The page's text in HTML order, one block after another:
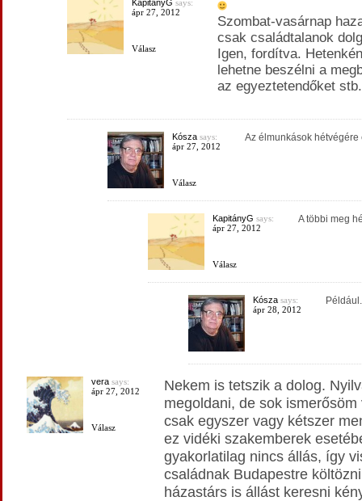
KapitányG says:
ápr 27, 2012
Válasz
Szombat-vasárnap
csak családtalanok
Igen, fordítva.
lehetne beszélni a
az egyeztetendőket stb.
Kószasays:
ápr 27, 2012
Válasz
Az élmunkások
KapitányG says:
ápr 27, 2012
Válasz
A többi meg
Kószasays:
ápr 28, 2012
verasays:
ápr 27, 2012
Válasz
Nekem is tetszik a dolog.
megoldani, de sok
csak egyszer vagy kétszer
ez vidéki szakemberek
gyakorlatilag nincs állás, így
családnak Budapestre
házastárs is állást keresni